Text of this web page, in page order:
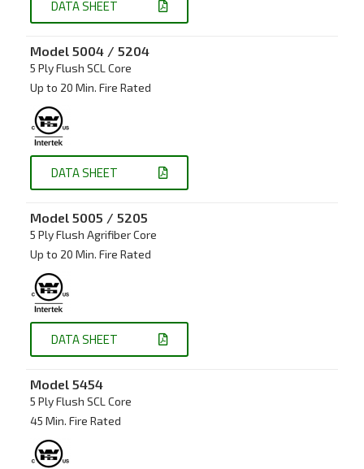
DATA SHEET
Model 5004 / 5204
5 Ply FlushSCL Core
Up to 20 Min. Fire Rated
DATA SHEET
Model 5005 / 5205
5 Ply Flush Agrifiber Core
Up to 20 Min. Fire Rated
DATA SHEET
Model 5454
5 Ply Flush SCL Core
45 Min. Fire Rated